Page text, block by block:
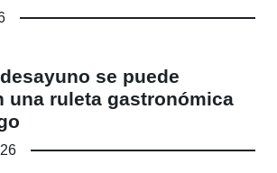
se puede
una ruleta gastronómica